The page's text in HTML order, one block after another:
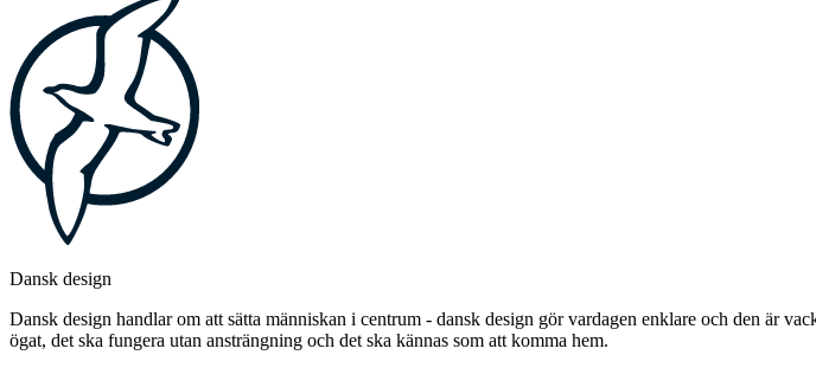
Dansk design
Dansk design handlar om att sätta människan i centrum - dansk design gör vardagen enklare och den är
ögat, det ska fungera utan ansträngning och det ska kännas som att komma hem.